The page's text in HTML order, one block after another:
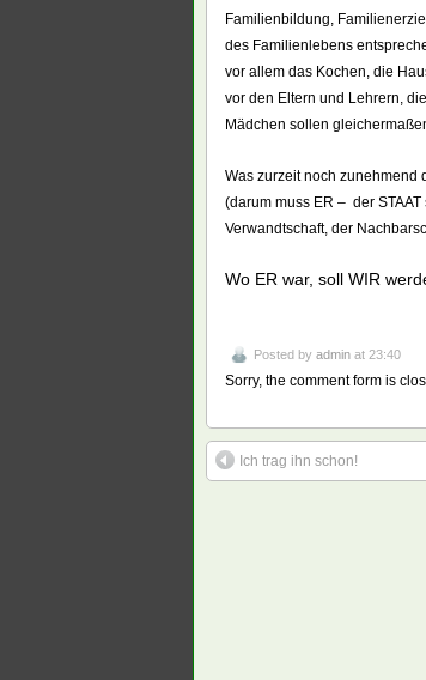
Familienbildung,
des Familienlebens
vor allem das Kochen, die
vor den Eltern und Lehrern,
Mädchen sollen
Was zurzeit noch zunehmend
(darum muss ER – der
Verwandtschaft, der
Wo ER war, soll WIR
Posted by admin at 23:40
Sorry, the comment form is
Ich trag ihn schon!